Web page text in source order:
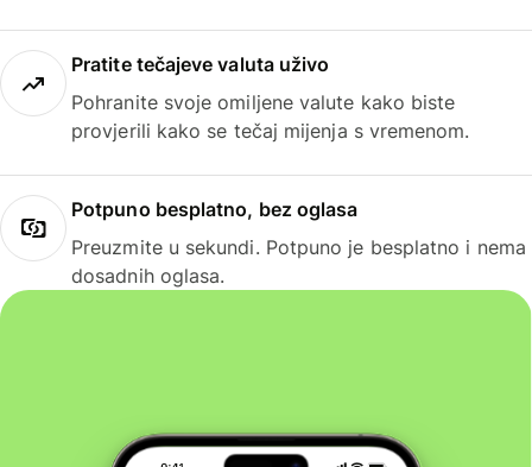
Pratite tečajeve valuta uživo
Pohranite svoje omiljene valute kako biste
provjerili kako se tečaj mijenja s vremenom.
Potpuno besplatno, bez oglasa
Preuzmite u sekundi. Potpuno je besplatno i nema
dosadnih oglasa.